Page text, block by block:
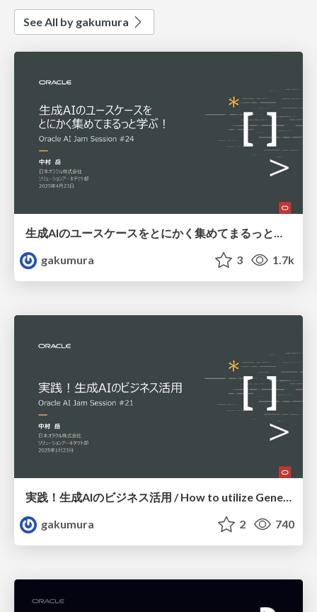
See All by gakumura
生成AIのユースケースをとにかく集めてまるっと学ぶ！/ all about generative ai usecases
gakumura
3 1.7k
gakumura
2 740